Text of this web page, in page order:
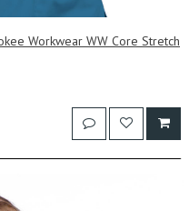
Workwear WW Core Stretch